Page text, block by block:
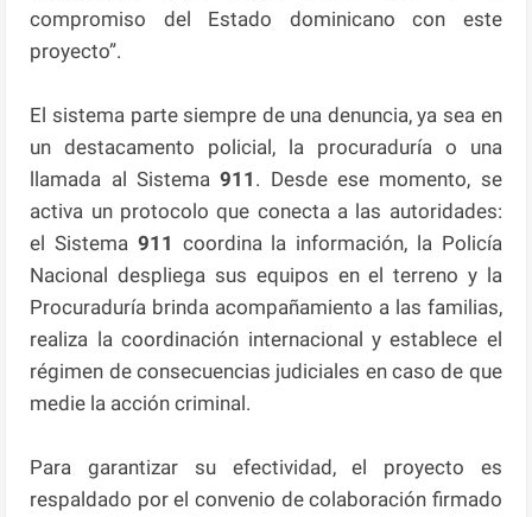
compromiso del Estado dominicano con este
proyecto”.
El sistema parte siempre de una denuncia, ya sea en
un destacamento policial, la procuraduría o una
llamada al Sistema911 . Desde ese momento, se
activa un protocolo que conecta a las autoridades:
el Sistema 911 coordina la información, la Policía
Nacional despliega sus equipos en el terreno y la
Procuraduría brinda acompañamiento a las familias,
realiza la coordinación internacional y establece el
régimen de consecuencias judiciales en caso de que
medie la acción criminal.
Para garantizar su efectividad, el proyecto es
respaldado por el convenio de colaboración firmado